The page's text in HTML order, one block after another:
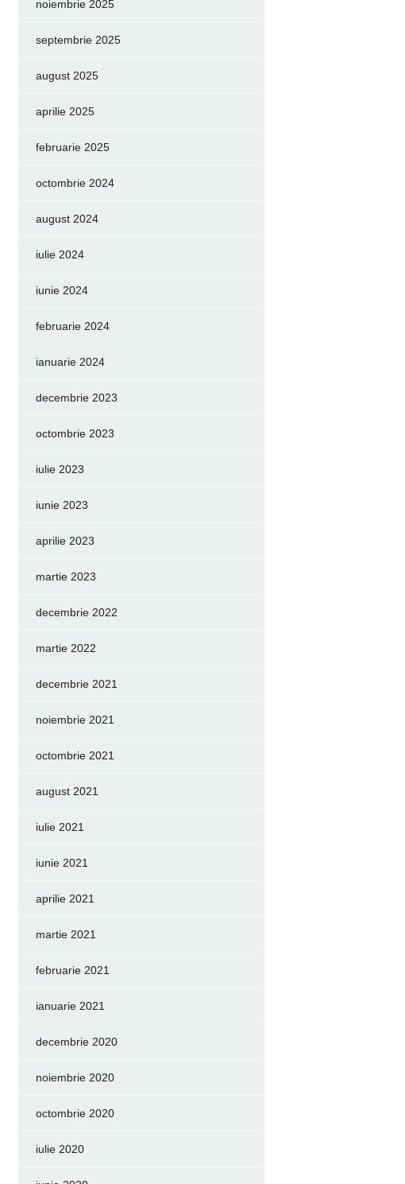
noiembrie 2025
septembrie 2025
august 2025
aprilie 2025
februarie 2025
octombrie 2024
august 2024
iulie 2024
iunie 2024
februarie 2024
ianuarie 2024
decembrie 2023
octombrie 2023
iulie 2023
iunie 2023
aprilie 2023
martie 2023
decembrie 2022
martie 2022
decembrie 2021
noiembrie 2021
octombrie 2021
august 2021
iulie 2021
iunie 2021
aprilie 2021
martie 2021
februarie 2021
ianuarie 2021
decembrie 2020
noiembrie 2020
octombrie 2020
iulie 2020